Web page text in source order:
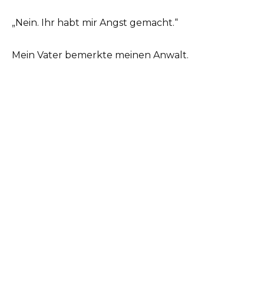
„Nein. Ihr habt mir Angst gemacht.“
Mein Vater bemerkte meinen Anwalt.